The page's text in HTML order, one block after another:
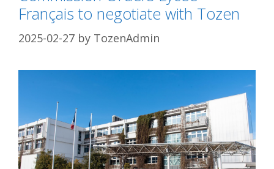
Français to negotiate with Tozen
2025-02-27 by TozenAdmin